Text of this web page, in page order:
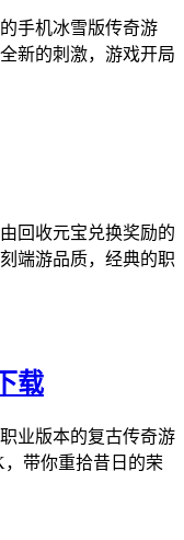
手机冰雪版传奇游
新的刺激，游戏开局
回收元宝兑换奖励的
端游品质，经典的职
载
业版本的复古传奇游
带你重拾昔日的荣